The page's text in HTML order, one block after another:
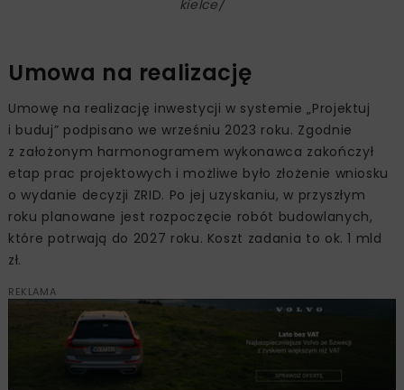
kielce/
Umowa na realizację
Umowę na realizację inwestycji w systemie „Projektuj
i buduj” podpisano we wrześniu 2023 roku. Zgodnie
z założonym harmonogramem wykonawca zakończył
etap prac projektowych i możliwe było złożenie wniosku
o wydanie decyzji ZRID. Po jej uzyskaniu, w przyszłym
roku planowane jest rozpoczęcie robót budowlanych,
które potrwają do 2027 roku. Koszt zadania to ok. 1 mld
zł.
REKLAMA